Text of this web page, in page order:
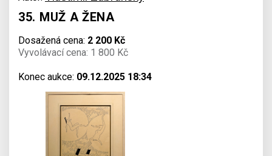
35. MUŽ A ŽENA
Dosažená cena: 2 200 Kč
Vyvolávací cena: 1 800 Kč
Konec aukce: 09.12.2025 18:34